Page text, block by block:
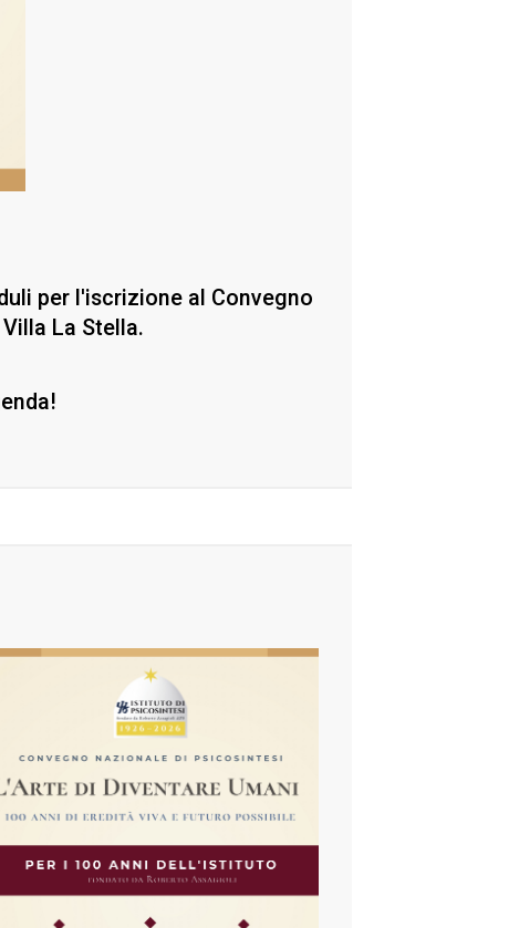
per l'iscrizione al Convegno
La Stella.